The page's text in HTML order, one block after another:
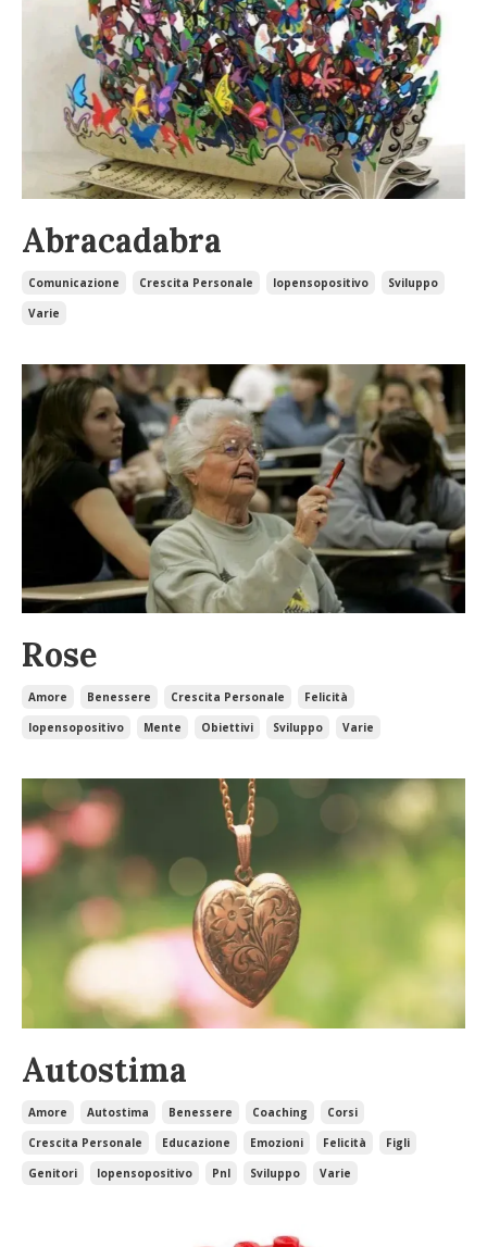
Abracadabra
Comunicazione Crescita Personale Iopensopositivo
Sviluppo
Varie
Rose
Amore Benessere Crescita Personale
Felicità
Iopensopositivo
Mente Obiettivi Sviluppo Varie
Autostima
Amore Autostima Benessere Coaching
Corsi
Crescita Personale
Educazione Emozioni Felicità
Figli
Genitori
Iopensopositivo Pnl Sviluppo Varie